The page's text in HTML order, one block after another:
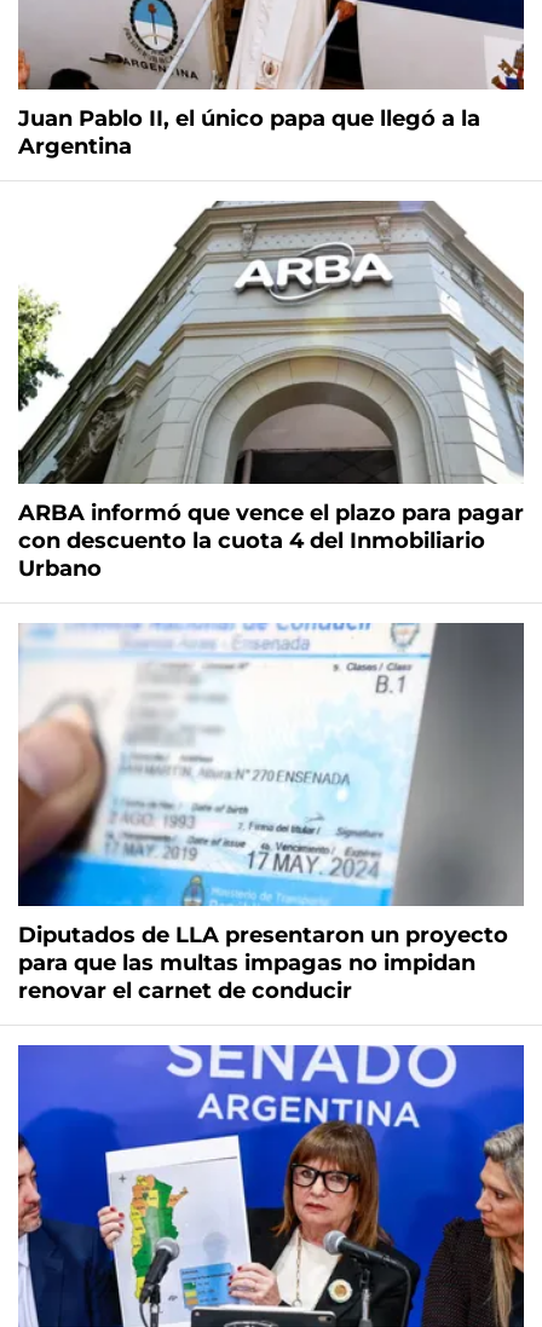
Juan Pablo II, el único papa que llegó a la
Argentina
ARBA informó que vence el plazo para pagar
con descuento la cuota 4 del Inmobiliario
Urbano
Diputados de LLA presentaron un proyecto
para que las multas impagas no impidan
renovar el carnet de conducir